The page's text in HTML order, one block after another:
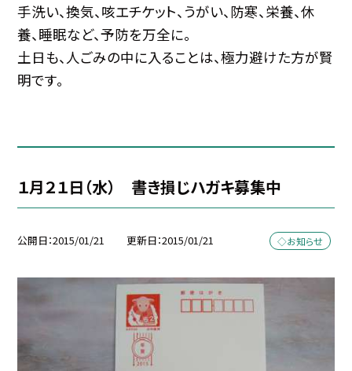
手洗い、換気、咳エチケット、うがい、防寒、栄養、休
養、睡眠など、予防を万全に。
土日も、人ごみの中に入ることは、極力避けた方が賢
明です。
１月２１日（水） 書き損じハガキ募集中
公開日 2015/01/21 更新日 2015/01/21 ◇お知らせ